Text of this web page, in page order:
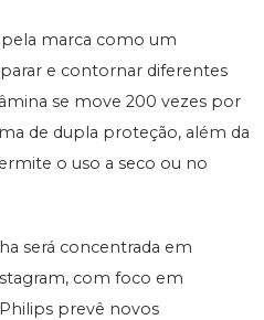
marca como um
e contornar diferentes
se move 200 vezes por
de dupla proteção, além da
o uso a seco ou no
será concentrada em
com foco em
prevê novos